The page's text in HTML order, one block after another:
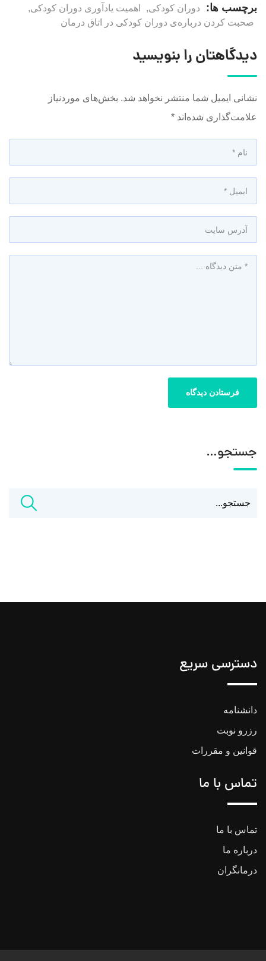
برچسب ها: دوران کودکی, اهمیت یادآوری دوران کودکی,
صحبت کردن درباره‌ی دوران کودکی در اتاق درمان
دیدگاهتان را بنویسید
نشانی ایمیل شما منتشر نخواهد شد. بخش‌های موردنیاز
علامت‌گذاری شده‌اند *
جستجو…
دسترسی سریع
دانشنامه
رزرو نوبت
قوانین و مقررات
تماس با ما
تماس با ما
درباره ما
درمانگران